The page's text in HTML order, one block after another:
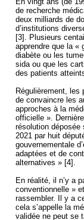
de recherche
deux milliards de
d’institutions
[3]. Plusieurs
apprendre que la «
diabète ou les
sida ou que les
des patients
Régulièrement, les
de convaincre les
approches à la
officielle ».
résolution déposée
2021 par huit
gouvernementale
adaptées et de
alternatives » [4].
En réalité, il n’y a
conventionnelle »
rassembler. Il y a
cela s’appelle la
validée ne peut se